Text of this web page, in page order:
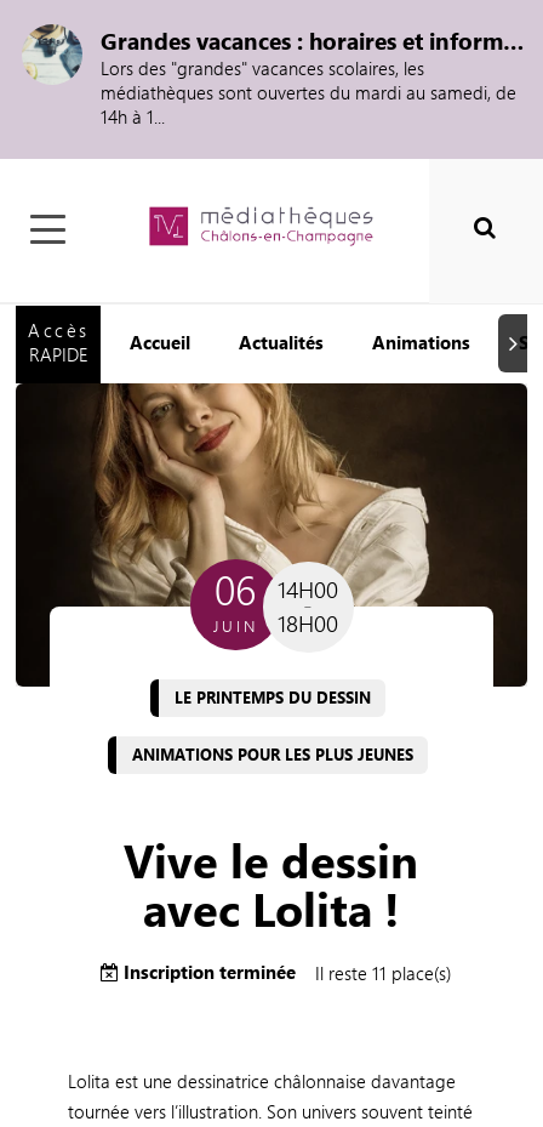
Grandes vacances : horaires et informations
Lors des "grandes" vacances scolaires, les
médiathèques sont ouvertes du mardi au samedi, de
14h à 1...
Accès
RAPIDE
Accueil Actualités Animations
06
JUIN
14H00
18H00
LE PRINTEMPS DU DESSIN
ANIMATIONS POUR LES PLUS JEUNES
Vive le dessin
avec Lolita !
Inscription terminée Il reste 11 place(s)
Lolita est une dessinatrice châlonnaise davantage
tournée vers l’illustration. Son univers souvent teinté